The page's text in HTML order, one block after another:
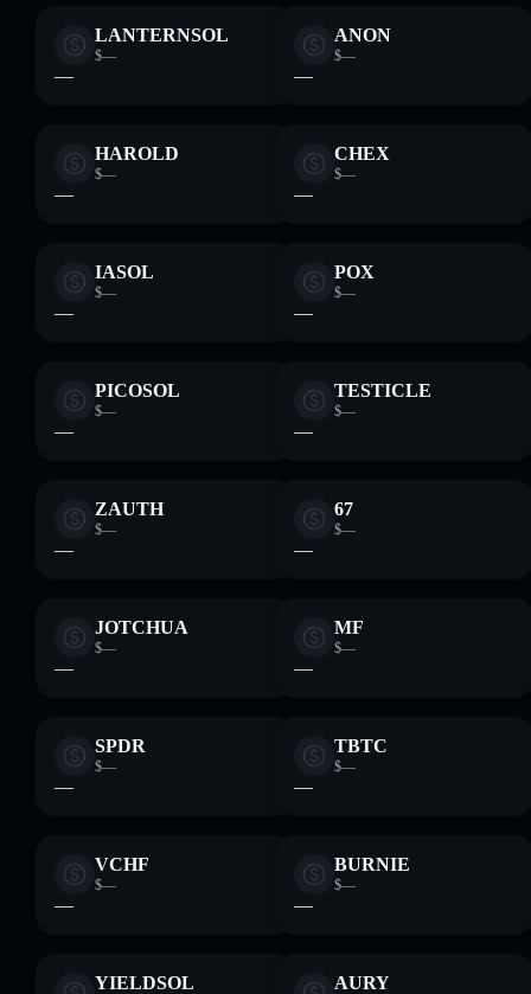
LANTERNSOL
$—
—
ANON
$—
—
HAROLD
$—
—
CHEX
$—
—
IASOL
$—
—
POX
$—
—
PICOSOL
$—
—
TESTICLE
$—
—
ZAUTH
$—
—
67
$—
—
JOTCHUA
$—
—
MF
$—
—
SPDR
$—
—
TBTC
$—
—
VCHF
$—
—
BURNIE
$—
—
YIELDSOL AURY